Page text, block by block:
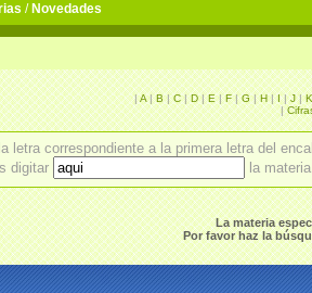
/ Novedades
|A|B|C|D|E|F|G|H|I|J|K
|
letra correspondiente a la primera letra del
digitar
la
La materia
Por favor haz la